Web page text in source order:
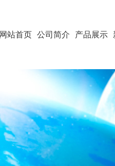
站首页 公司简介 产品展示